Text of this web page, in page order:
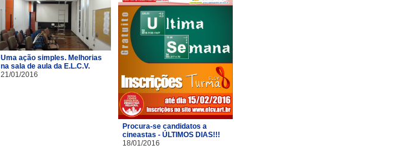
Uma ação simples. Melhorias
na sala de aula da E.L.C.V.
21/01/2016
Procura-se candidatos a
cineastas - ÚLTIMOS DIAS!!!
18/01/2016